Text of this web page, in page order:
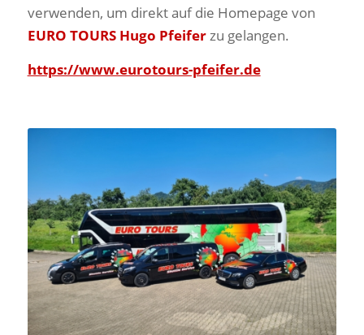
verwenden, um direkt auf die Homepage von
EURO TOURS Hugo Pfeiferzu gelangen.
https://www.eurotours-pfeifer.de